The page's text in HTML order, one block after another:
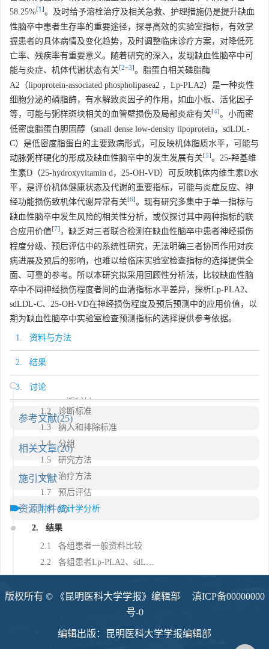
58.25%[1 ]。及时给予溶栓治疗及相关急救、护理措施仍是提升缺血
性脑卒中患者生存率的重要途径，探寻高效的实验室指标，有效掌
握患者的具体病情及变化趋势，及时调整临床诊疗方案，对降低死
亡率、残疾率有重要意义。随着研究的深入，发现缺血性脑卒中可
能与炎症、机体代谢状态有关[2−3]。脂蛋白相关磷脂酶
A2（lipoprotein-associated phospholipasea2 ，Lp-PLA2）是一种炎性
细胞分泌的磷脂酶，有水解致炎因子的作用，如血小板、活化因子
等，可能与粥样斑块相关的血管壁损伤及局部炎症有关[4]。小而密
低密度脂蛋白胆固醇（small dense low-density lipoprotein，sdLDL-
C）是低密度脂蛋白的主要致病形式，可反映机体脂质水平，可能与
动脉粥样硬化的形成及缺血性脑卒中的发生发展有关[5]。25-羟基维
生素D（25-hydroxyvitamin d，25-OH-VD）可反映机体内维生素D水
平，是评价机体健康状态及代谢的重要指标，可能与炎症反应、神
经功能损伤致机体代谢异常有关[6]。现有研究多集中于单一指标与
缺血性脑卒中发生风险的相关性分析，或仅探讨其中两种指标的联
合应用价值[7] ，缺乏对三者联合检测在缺血性脑卒中患者神经损伤
程度分级、预后评估中的系统性研究，无法明确三者协同作用对疾
病进展及预后的影响，也难以给临床实验室检查指标的选择提供全
面、可靠的参考。所以本研究拟采用回顾性分析法，比较缺血性脑
卒中不同神经损伤程度者间的血清指标水平差异，探析Lp-PLA2、
sdLDL-C、25-OH-VD在神经损伤程度及预后预测中的应用价值，以
期为缺血性脑卒中实验室检查预测指标的选择提供参考依据。
1. 资料与方法
2. 结果
3. 讨论
参考文献(25)
相关文章(20)
施引文献
资源附件(0)
1. 资料与方法
1.2 诊断标准
1.3 纳入和排除标准
1.4 分组
1.5 研究方法
1.6 治疗方法
1.7 预后评估
1.8 统计学分析
2. 结果
2.1 各组患者一般资料比较
2.2 各组患者Lp-PLA2、sdLDL-C、25-OH-VD检测值及神经损伤指标
2.4 缺血性脑卒中严重程度的影响因素分析
2.6 比较不同预后者的基线资料、血清指标
版权所有 © 《昆明医科大学学报》编辑部 滇ICP备00000000
号-0
编辑出版：昆明医科大学学报编辑部